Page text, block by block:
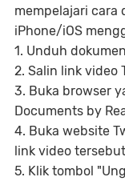
mempelajari cara
iPhone/iOS
1. Unduh
2. Salin link video
3. Buka browser
Documents by
4. Buka website
link video
5. Klik tombol